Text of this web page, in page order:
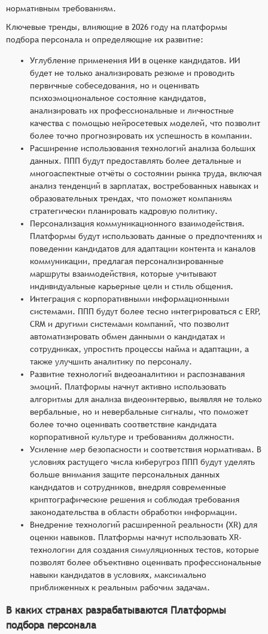
нормативным требованиям.
Ключевые тренды, влияющие в 2026 году на платформы
подбора персонала и определяющие их развитие:
Углубление применения ИИ в оценке кандидатов. ИИ
будет не только анализировать резюме и проводить
первичные собеседования, но и оценивать
психоэмоциональное состояние кандидатов,
анализировать их профессиональные и личностные
качества с помощью нейросетевых моделей, что позволит
более точно прогнозировать их успешность в компании.
Расширение использования технологий анализа больших
данных. ППП будут предоставлять более детальные и
многоаспектные отчёты о состоянии рынка труда, включая
анализ тенденций в зарплатах, востребованных навыках и
образовательных трендах, что поможет компаниям
стратегически планировать кадровую политику.
Персонализация коммуникационного взаимодействия.
Платформы будут использовать данные о предпочтениях и
поведении кандидатов для адаптации контента и каналов
коммуникации, предлагая персонализированные
маршруты взаимодействия, которые учитывают
индивидуальные карьерные цели и стиль общения.
Интеграция с корпоративными информационными
системами. ППП будут более тесно интегрироваться с ERP,
CRM и другими системами компаний, что позволит
автоматизировать обмен данными о кандидатах и
сотрудниках, упростить процессы найма и адаптации, а
также улучшить аналитику по персоналу.
Развитие технологий видеоаналитики и распознавания
эмоций. Платформы начнут активно использовать
алгоритмы для анализа видеоинтервью, выявляя не только
вербальные, но и невербальные сигналы, что поможет
более точно оценивать соответствие кандидата
корпоративной культуре и требованиям должности.
Усиление мер безопасности и соответствия нормативам. В
условиях растущего числа киберугроз ППП будут уделять
больше внимания защите персональных данных
кандидатов и сотрудников, внедряя современные
криптографические решения и соблюдая требования
законодательства в области обработки информации.
Внедрение технологий расширенной реальности (XR) для
оценки навыков. Платформы начнут использовать XR-
технологии для создания симуляционных тестов, которые
позволят более объективно оценивать профессиональные
навыки кандидатов в условиях, максимально
приближенных к реальным рабочим задачам.
В каких странах разрабатываются Платформы
подбора персонала